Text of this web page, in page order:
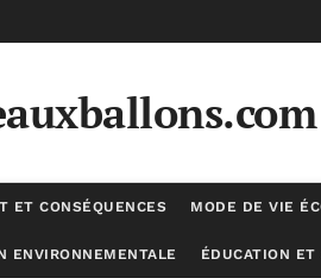
ET CONSÉQUENCES MODE DE VIE
ENVIRONNEMENTALE ÉDUCATION